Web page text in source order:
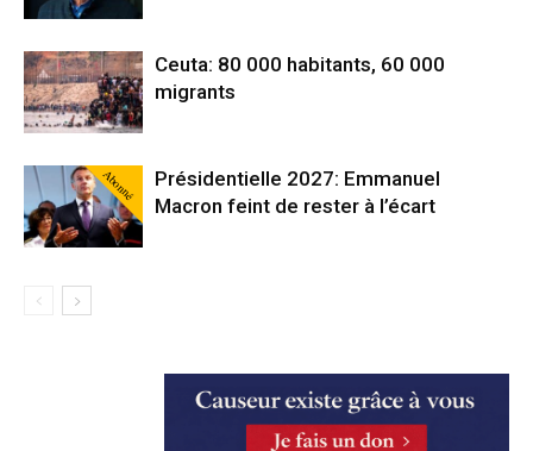
Ceuta: 80 000 habitants, 60 000
migrants
Abonné
Présidentielle 2027: Emmanuel
Macron feint de rester à l’écart